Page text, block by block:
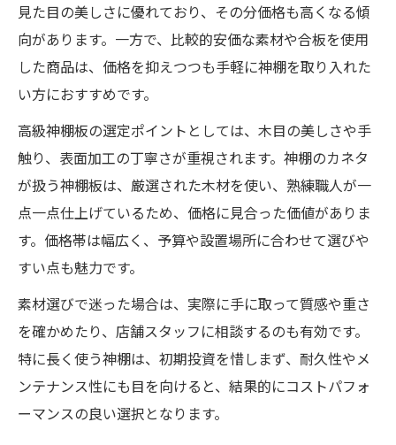
見た目の美しさに優れており、その分価格も高くなる傾
向があります。一方で、比較的安価な素材や合板を使用
した商品は、価格を抑えつつも手軽に神棚を取り入れた
い方におすすめです。
高級神棚板の選定ポイントとしては、木目の美しさや手
触り、表面加工の丁寧さが重視されます。神棚のカネタ
が扱う神棚板は、厳選された木材を使い、熟練職人が一
点一点仕上げているため、価格に見合った価値がありま
す。価格帯は幅広く、予算や設置場所に合わせて選びや
すい点も魅力です。
素材選びで迷った場合は、実際に手に取って質感や重さ
を確かめたり、店舗スタッフに相談するのも有効です。
特に長く使う神棚は、初期投資を惜しまず、耐久性やメ
ンテナンス性にも目を向けると、結果的にコストパフォ
ーマンスの良い選択となります。